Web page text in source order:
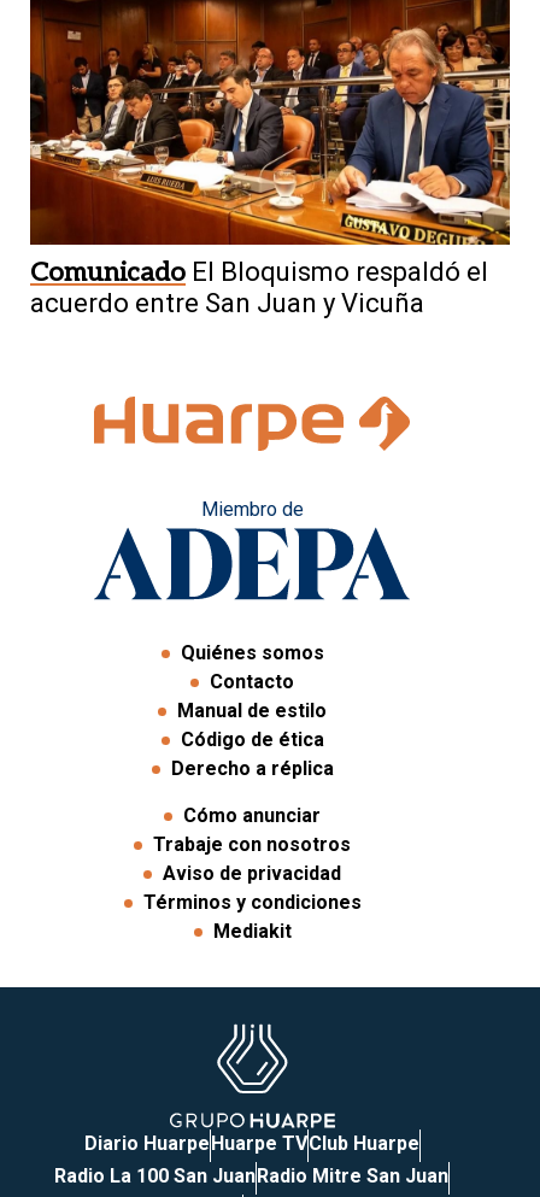
Comunicado El Bloquismo respaldó el
acuerdo entre San Juan y Vicuña
Miembro de
Quiénes somos
Contacto
Manual de estilo
Código de ética
Derecho a réplica
Cómo anunciar
Trabaje con nosotros
Aviso de privacidad
Términos y condiciones
Mediakit
Diario HuarpeHuarpe TVClub Huarpe
Radio La 100 San JuanRadio Mitre San Juan